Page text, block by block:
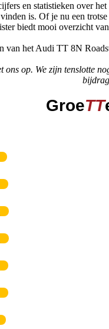
en statistieken over
is. Of je nu een
biedt mooi overzicht
van het Audi TT 8N
op. We zijn tenslotte
GroeTT